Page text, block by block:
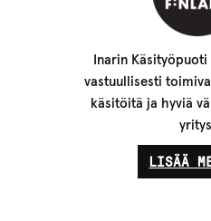
Inarin
vastuullisesti
käsitöitä ja hyviä
LISÄÄ